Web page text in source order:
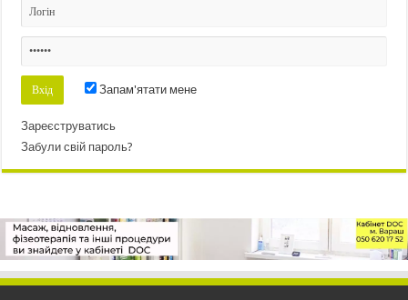
Запам'ятати мене
Зареєструватись
Забули свій пароль?